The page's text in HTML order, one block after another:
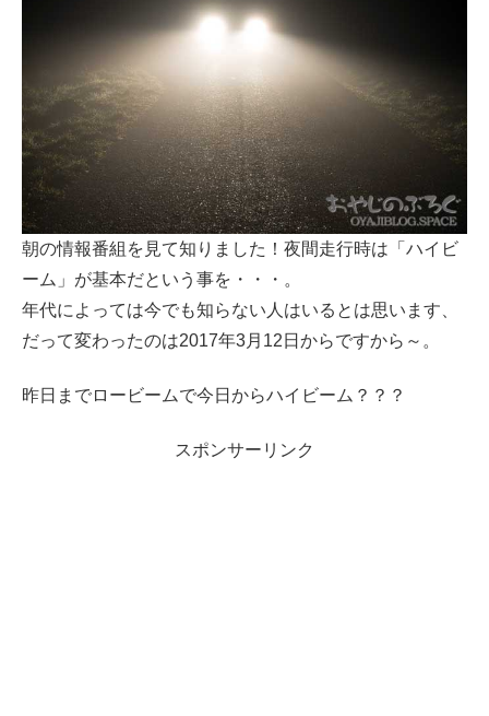
朝の情報番組を見て知りました！夜間走行時は「ハイビ
ーム」が基本だという事を・・・。
年代によっては今でも知らない人はいるとは思います、
だって変わったのは2017年3月12日からですから～。
昨日までロービームで今日からハイビーム？？？
スポンサーリンク